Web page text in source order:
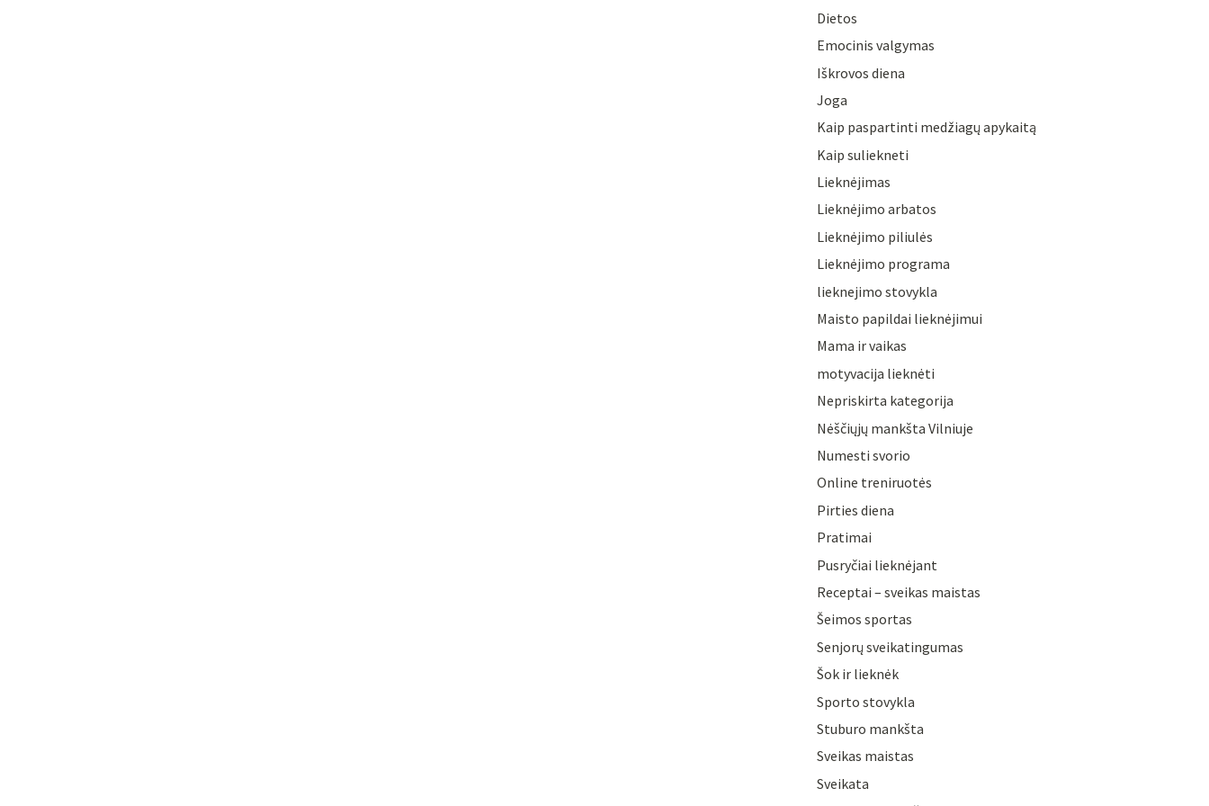
Dietos
Emocinis valgymas
Iškrovos diena
Joga
Kaip paspartinti medžiagų apykaitą
Kaip suliekneti
Lieknėjimas
Lieknėjimo arbatos
Lieknėjimo piliulės
Lieknėjimo programa
lieknejimo stovykla
Maisto papildai lieknėjimui
Mama ir vaikas
motyvacija lieknėti
Nepriskirta kategorija
Nėščiųjų mankšta Vilniuje
Numesti svorio
Online treniruotės
Pirties diena
Pratimai
Pusryčiai lieknėjant
Receptai – sveikas maistas
Šeimos sportas
Senjorų sveikatingumas
Šok ir lieknėk
Sporto stovykla
Stuburo mankšta
Sveikas maistas
Sveikata